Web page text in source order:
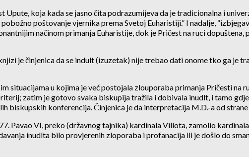
koja kada se jasno čita podrazumijeva da je tradicionalna i
poštovanje vjernika prema Svetoj Euharistiji.” I nadalje,
načinom primanja Euharistije, dok je Pričest na ruci
je činjenica da se indult (izuzetak) nije trebao dati onome tko ga je
situacijama u kojima je već postojala zlouporaba primanja Pričesti na
zatim je gotovo svaka biskupija tražila i dobivala inudlt, i tamo
biskupskih konferencija. Činjenica je da interpretacija M.D.-a od
Pavao VI, preko (državnog tajnika) kardinala Villota, zamolio
inudlta bilo provjerenih zloporaba i profanacija ili je došlo do